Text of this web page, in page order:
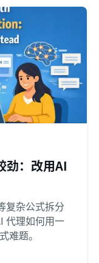
劲：改用AI
复杂公式拆分
代理如何用一
难题。